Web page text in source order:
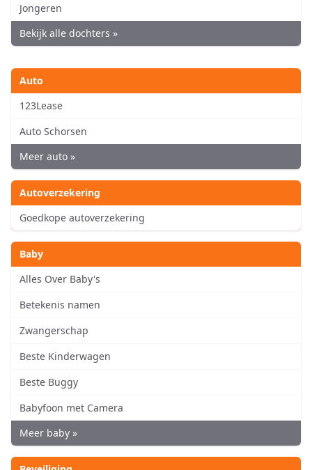
Jongeren
Bekijk alle dochters »
Auto
123Lease
Auto Schorsen
Meer auto »
Autoverzekering
Goedkope autoverzekering
Baby
Alles Over Baby's
Betekenis namen
Zwangerschap
Beste Kinderwagen
Beste Buggy
Babyfoon met Camera
Meer baby »